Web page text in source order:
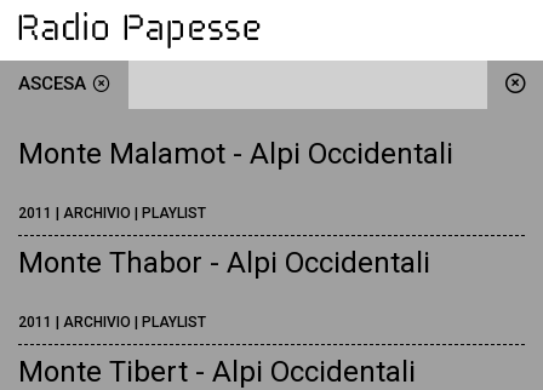
ASCESA
Monte Malamot - Alpi Occidentali
2011 | ARCHIVIO | PLAYLIST
Monte Thabor - Alpi Occidentali
2011 | ARCHIVIO | PLAYLIST
Monte Tibert - Alpi Occidentali